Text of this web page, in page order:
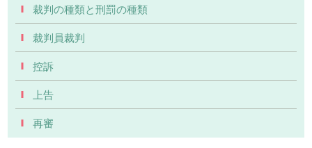
裁判の種類と刑罰の種類
裁判員裁判
控訴
上告
再審